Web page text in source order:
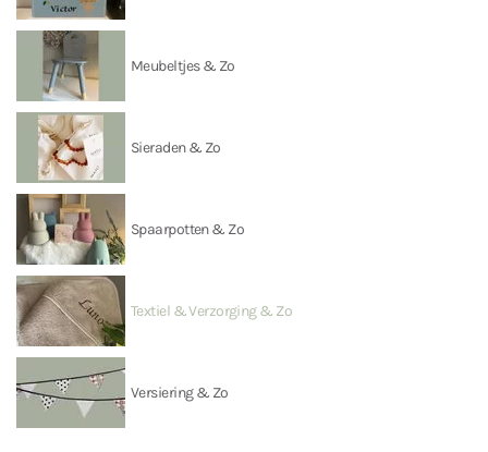
Meubeltjes & Zo
Sieraden & Zo
Spaarpotten & Zo
Textiel & Verzorging & Zo
Versiering & Zo